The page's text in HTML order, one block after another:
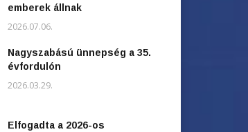
emberek állnak
2026.07.06.
Nagyszabású ünnepség a 35.
évfordulón
2026.03.29.
Elfogadta a 2026-os